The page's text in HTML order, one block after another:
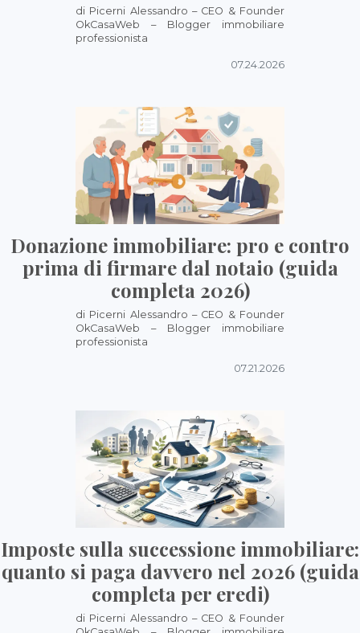
di Picerni Alessandro – CEO & Founder
OkCasaWeb – Blogger immobiliare
professionista
07.24.2026
Donazione immobiliare: pro e contro
prima di firmare dal notaio (guida
completa 2026)
di Picerni Alessandro – CEO & Founder
OkCasaWeb – Blogger immobiliare
professionista
07.21.2026
Imposte sulla successione immobiliare:
quanto si paga davvero nel 2026 (guida
completa per eredi)
di Picerni Alessandro – CEO & Founder